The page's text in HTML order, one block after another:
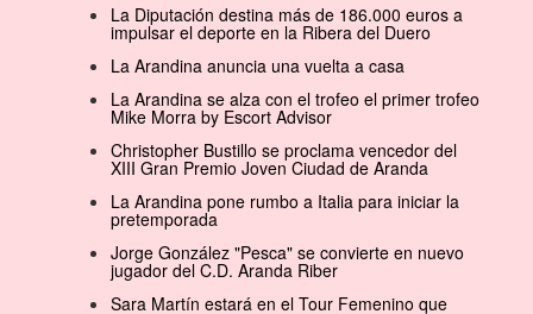
La Diputación destina más de 186.000 euros a
impulsar el deporte en la Ribera del Duero
La Arandina anuncia una vuelta a casa
La Arandina se alza con el trofeo el primer trofeo
Mike Morra by Escort Advisor
Christopher Bustillo se proclama vencedor del
XIII Gran Premio Joven Ciudad de Aranda
La Arandina pone rumbo a Italia para iniciar la
pretemporada
Jorge González "Pesca" se convierte en nuevo
jugador del C.D. Aranda Riber
Sara Martín estará en el Tour Femenino que